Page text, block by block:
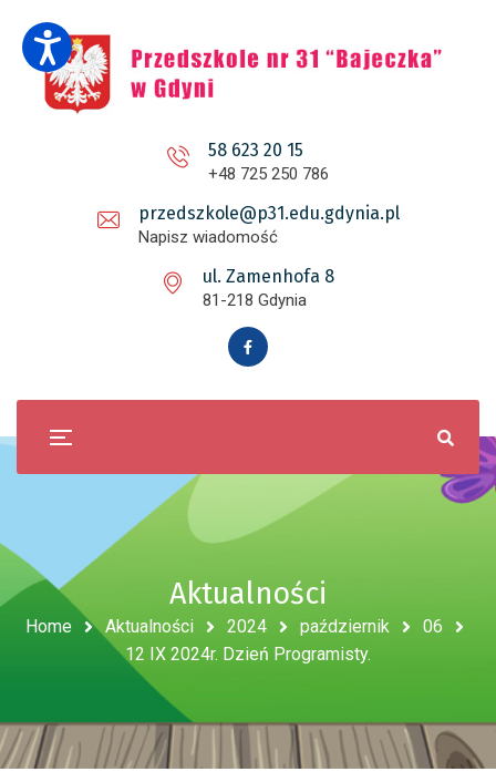
58 623 20 15
+48 725 250 786
przedszkole@p31.edu.gdynia.pl
Napisz wiadomość
ul. Zamenhofa 8
81-218 Gdynia
Aktualności
Home Aktualności 2024 październik
06
12 IX 2024r. Dzień Programisty.